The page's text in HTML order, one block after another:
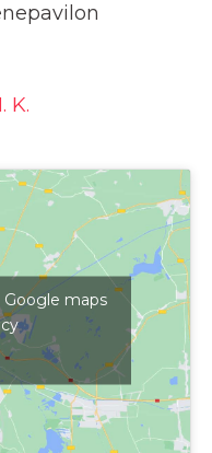
K.
Google maps